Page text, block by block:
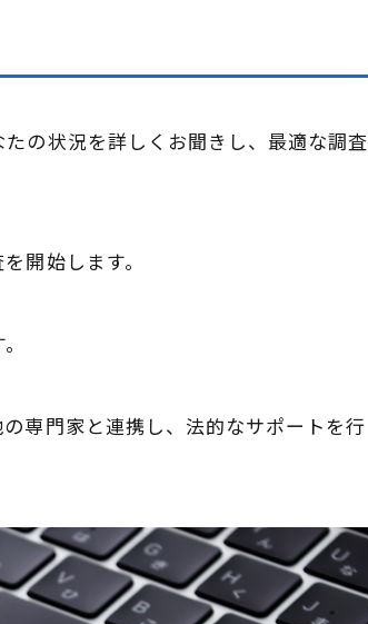
の状況を詳しくお聞きし、最適な調査
開始します。
専門家と連携し、法的なサポートを行